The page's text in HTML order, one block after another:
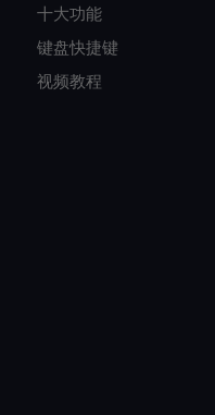
十大功能
键盘快捷键
视频教程